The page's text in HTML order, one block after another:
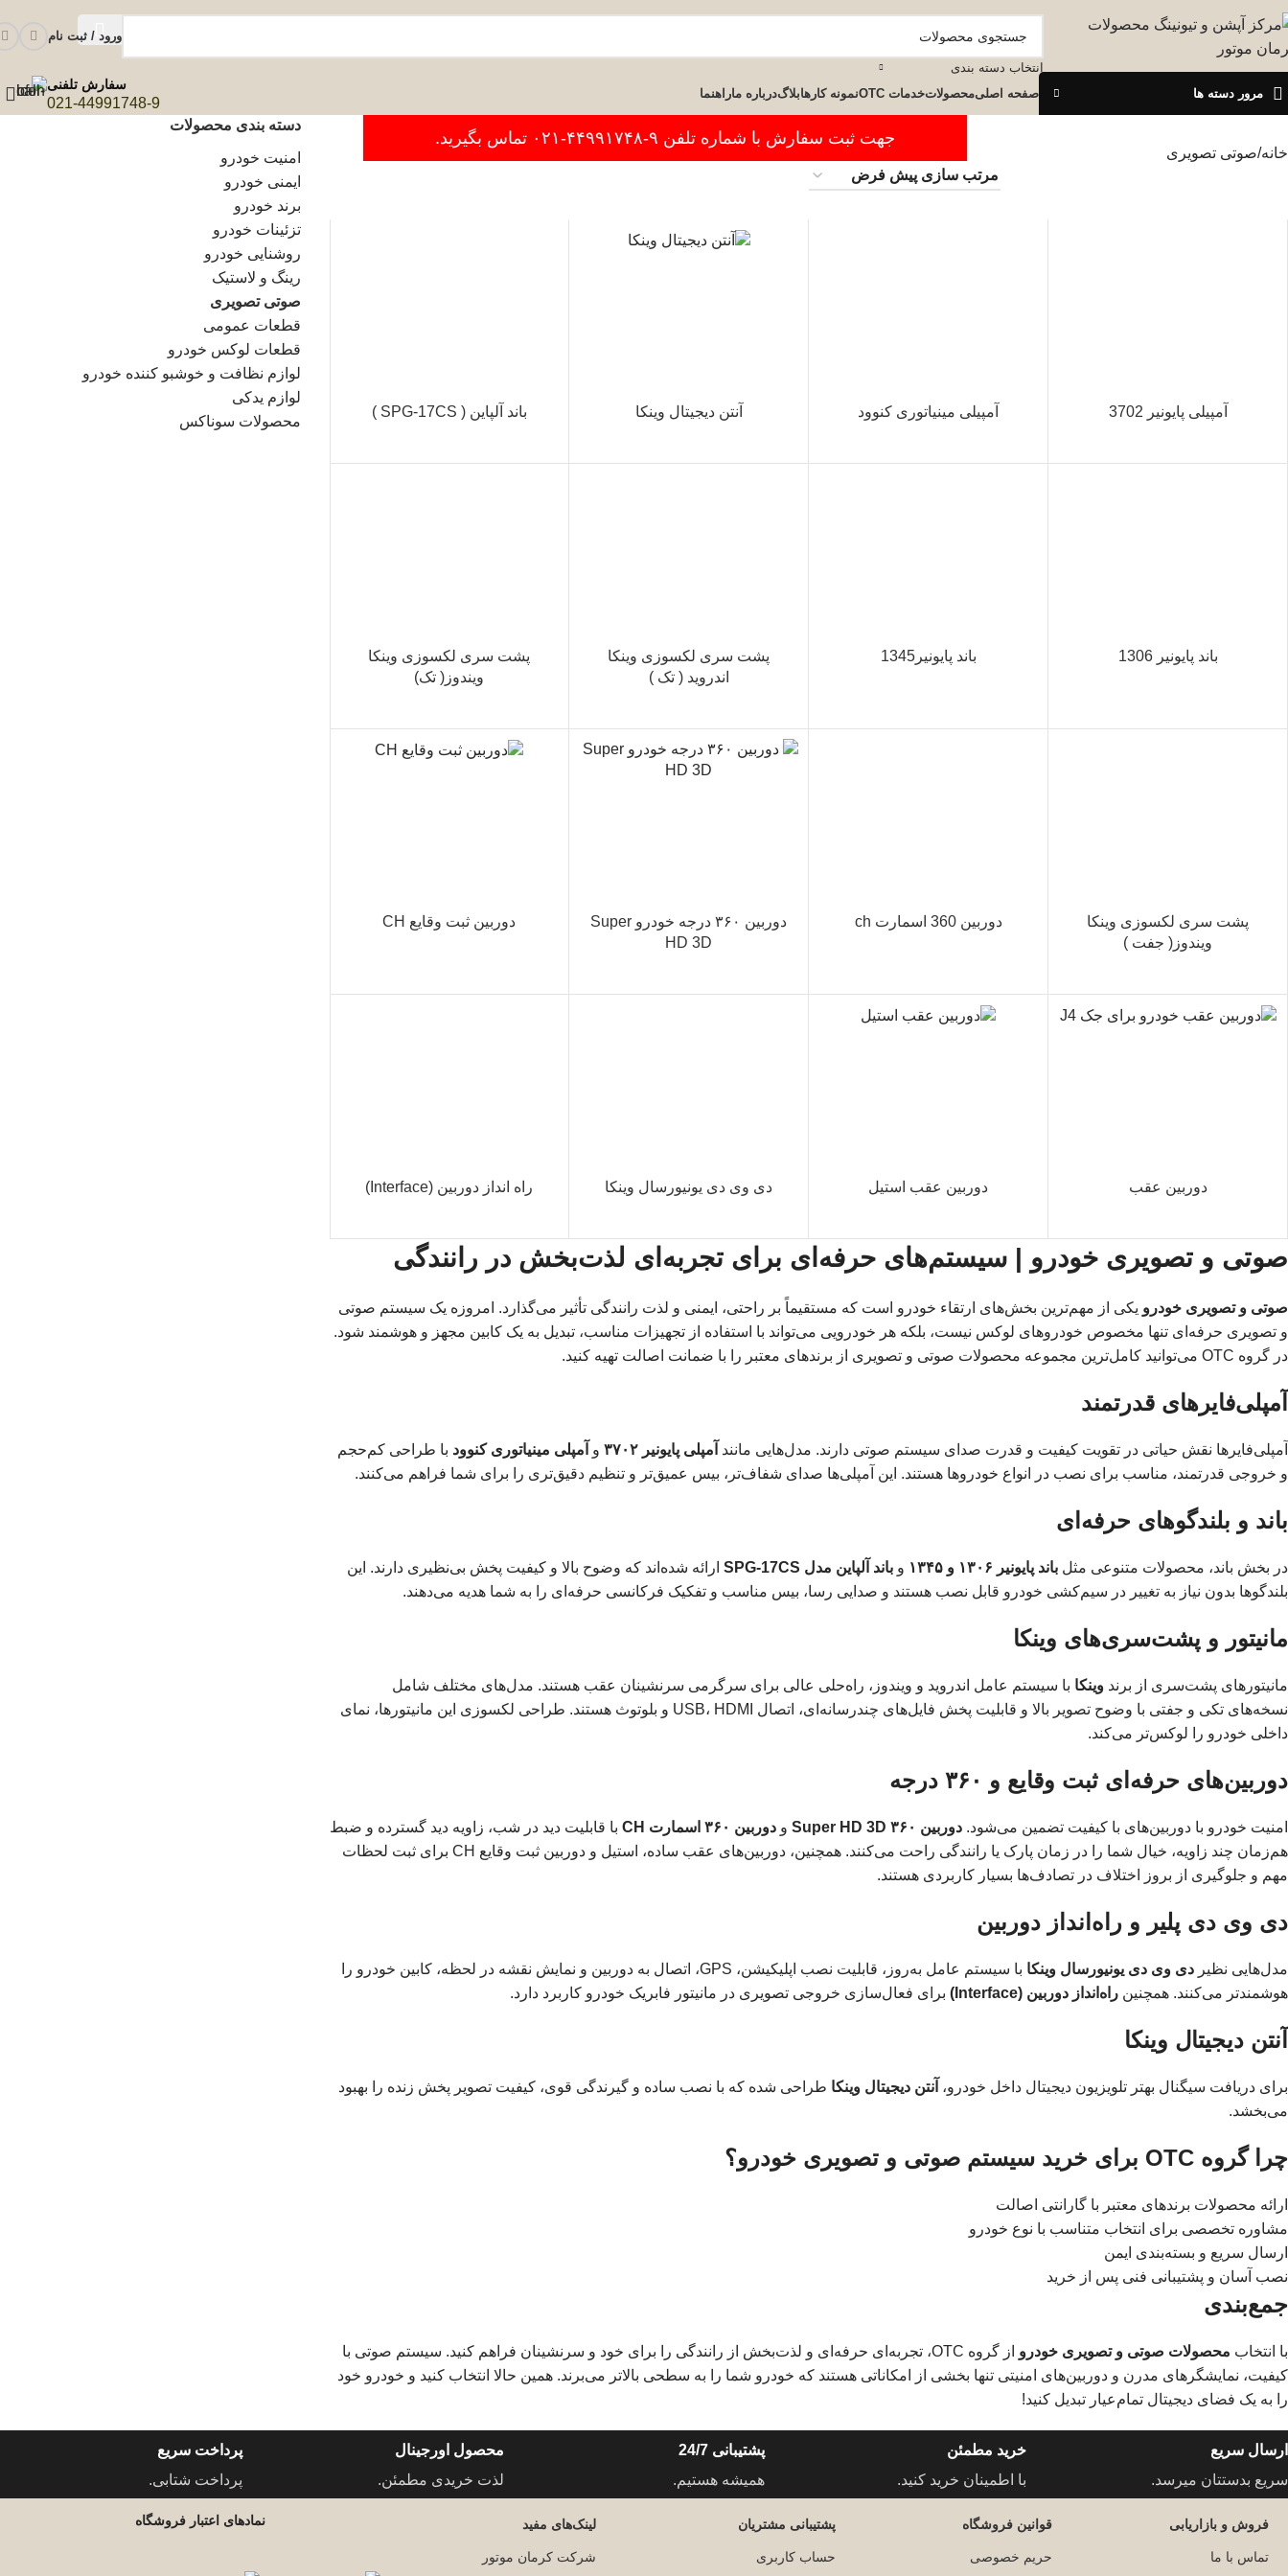
انتخاب دسته بندی
ورود / ثبت نام
مرور دسته ها صفحه اصلیمحصولاتخدمات OTC نمونه کارهابلاگدرباره ماراهنما
سفارش تلفنی
021-44991748-9
خانه صوتی تصویری
جهت ثبت سفارش با شماره تلفن ۹-۴۴۹۹۱۷۴۸-۰۲۱ تماس بگیرید.
آمپیلی پایونیر 3702 آمپیلی مینیاتوری کنوود آنتن دیجیتال وینکا باند آلپاین ( SPG-17CS )
باند پایونیر 1306 باند پایونیر1345
پشت سری لکسوزی وینکا
اندروید ( تک )
پشت سری لکسوزی وینکا
ویندوز( تک)
پشت سری لکسوزی وینکا
ویندوز( جفت )
دوربین 360 اسمارت ch
دوربین ۳۶۰ درجه خودرو Super
HD 3D
دوربین ثبت وقایع CH
دوربین عقب دوربین عقب استیل دی وی دی یونیورسال وینکا راه انداز دوربین (Interface)
صوتی و تصویری خودرو | سیستم‌های حرفه‌ای برای تجربه‌ای لذت‌بخش در رانندگی
صوتی و تصویری خودرو یکی از مهم‌ترین بخش‌های ارتقاء خودرو است که مستقیماً بر راحتی، ایمنی و لذت رانندگی تأثیر می‌گذارد. امروزه یک سیستم صوتی
و تصویری حرفه‌ای تنها مخصوص خودروهای لوکس نیست، بلکه هر خودرویی می‌تواند با استفاده از تجهیزات مناسب، تبدیل به یک کابین مجهز و هوشمند شود.
در گروه OTC می‌توانید کامل‌ترین مجموعه محصولات صوتی و تصویری از برندهای معتبر را با ضمانت اصالت تهیه کنید.
آمپلی‌فایرهای قدرتمند
آمپلی‌فایرها نقش حیاتی در تقویت کیفیت و قدرت صدای سیستم صوتی دارند. مدل‌هایی مانند آمپلی پایونیر ۳۷۰۲ و آمپلی مینیاتوری کنوود با طراحی کم‌حجم
و خروجی قدرتمند، مناسب برای نصب در انواع خودروها هستند. این آمپلی‌ها صدای شفاف‌تر، بیس عمیق‌تر و تنظیم دقیق‌تری را برای شما فراهم می‌کنند.
باند و بلندگوهای حرفه‌ای
در بخش باند، محصولات متنوعی مثل باند پایونیر ۱۳۰۶ و ۱۳۴۵ و باند آلپاین مدل SPG-17CS
ارائه شده‌اند که وضوح بالا و کیفیت پخش بی‌نظیری دارند. این
بلندگوها بدون نیاز به تغییر در سیم‌کشی خودرو قابل نصب هستند و صدایی رسا، بیس مناسب و تفکیک فرکانسی حرفه‌ای را به شما هدیه می‌دهند.
مانیتور و پشت‌سری‌های وینکا
مانیتورهای پشت‌سری از برند وینکا با سیستم عامل اندروید و ویندوز، راه‌حلی عالی برای سرگرمی سرنشینان عقب هستند. مدل‌های مختلف شامل
نسخه‌های تکی و جفتی با وضوح تصویر بالا و قابلیت پخش فایل‌های چندرسانه‌ای، اتصال USB، HDMI و بلوتوث هستند. طراحی لکسوزی این مانیتورها، نمای
داخلی خودرو را لوکس‌تر می‌کند.
دوربین‌های حرفه‌ای ثبت وقایع و ۳۶۰ درجه
امنیت خودرو با دوربین‌های با کیفیت تضمین می‌شود. دوربین ۳۶۰ Super HD 3D و دوربین ۳۶۰ اسمارت CH
با قابلیت دید در شب، زاویه دید گسترده و ضبط
هم‌زمان چند زاویه، خیال شما را در زمان پارک یا رانندگی راحت می‌کنند. همچنین، دوربین‌های عقب ساده، استیل و دوربین ثبت وقایع CH برای ثبت لحظات
مهم و جلوگیری از بروز اختلاف در تصادف‌ها بسیار کاربردی هستند.
دی وی دی پلیر و راه‌انداز دوربین
مدل‌هایی نظیر دی وی دی یونیورسال وینکا
با سیستم عامل به‌روز، قابلیت نصب اپلیکیشن، GPS، اتصال به دوربین و نمایش نقشه در لحظه، کابین خودرو را
هوشمندتر می‌کنند. همچنین راه‌انداز دوربین (Interface) برای فعال‌سازی خروجی تصویری در مانیتور فابریک خودرو کاربرد دارد.
آنتن دیجیتال وینکا
برای دریافت سیگنال بهتر تلویزیون دیجیتال داخل خودرو، آنتن دیجیتال وینکا طراحی شده که با نصب ساده و گیرندگی قوی، کیفیت تصویر پخش زنده را بهبود
می‌بخشد.
چرا گروه OTC برای خرید سیستم صوتی و تصویری خودرو؟
ارائه محصولات برندهای معتبر با گارانتی اصالت
مشاوره تخصصی برای انتخاب متناسب با نوع خودرو
ارسال سریع و بسته‌بندی ایمن
نصب آسان و پشتیبانی فنی پس از خرید
جمع‌بندی
با انتخاب محصولات صوتی و تصویری خودرو
از گروه OTC، تجربه‌ای حرفه‌ای و لذت‌بخش از رانندگی را برای خود و سرنشینان فراهم کنید. سیستم صوتی با
کیفیت، نمایشگرهای مدرن و دوربین‌های امنیتی تنها بخشی از امکاناتی هستند که خودرو شما را به سطحی بالاتر می‌برند. همین حالا انتخاب کنید و خودرو خود
را به یک فضای دیجیتال تمام‌عیار تبدیل کنید!
دسته بندی محصولات
امنیت خودرو
ایمنی خودرو
برند خودرو
تزئینات خودرو
روشنایی خودرو
رینگ و لاستیک
صوتی تصویری
قطعات عمومی
قطعات لوکس خودرو
لوازم نظافت و خوشبو کننده خودرو
لوازم یدکی
محصولات سوناکس
ارسال سریع
سریع بدستتان میرسد.
خرید مطمئن
با اطمینان خرید کنید.
پشتیبانی 24/7
همیشه هستیم.
محصول اورجینال
لذت خریدی مطمئن.
پرداخت سریع
پرداخت شتابی.
فروش و بازاریابی
تماس با ما
قوانین فروشگاه
حریم خصوصی
پشتیبانی مشتریان
حساب کاربری
لینک‌های مفید
شرکت کرمان موتور
نمادهای اعتبار فروشگاه